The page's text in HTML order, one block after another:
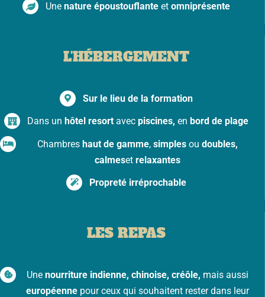
Une nature époustouflanteet omniprésente
L'HÉBERGEMENT
Sur le lieu de la formation
Dans un hôtel resortavecpiscines, en bord de plage
Chambreshaut de gamme,simples ou doubles,
calmesetrelaxantes
Propreté irréprochable
LES REPAS
Une nourriture indienne, chinoise, créôle, mais aussi
européenne pour ceux qui souhaitent rester dans leur